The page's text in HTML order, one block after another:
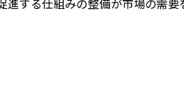
する仕組みの整備が市場の需要